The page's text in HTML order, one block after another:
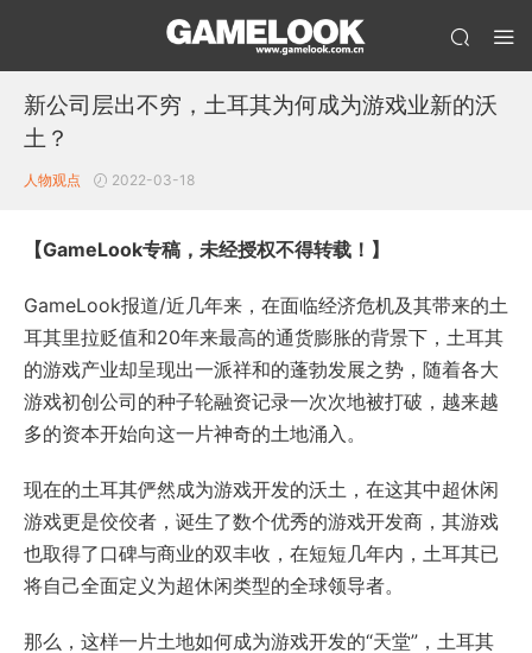
新公司层出不穷，土耳其为何成为游戏业新的沃
土？
人物观点 2022-03-18
【GameLook专稿，未经授权不得转载！】
GameLook报道/近几年来，在面临经济危机及其带来的土
耳其里拉贬值和20年来最高的通货膨胀的背景下，土耳其
的游戏产业却呈现出一派祥和的蓬勃发展之势，随着各大
游戏初创公司的种子轮融资记录一次次地被打破，越来越
多的资本开始向这一片神奇的土地涌入。
现在的土耳其俨然成为游戏开发的沃土，在这其中超休闲
游戏更是佼佼者，诞生了数个优秀的游戏开发商，其游戏
也取得了口碑与商业的双丰收，在短短几年内，土耳其已
将自己全面定义为超休闲类型的全球领导者。
那么，这样一片土地如何成为游戏开发的“天堂”，土耳其